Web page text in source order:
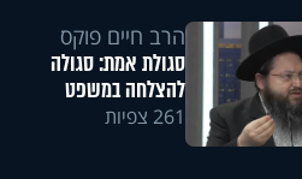
הרב חיים פוקס
סגולת אמת: סגולה
להצלחה במשפט
261 צפיות